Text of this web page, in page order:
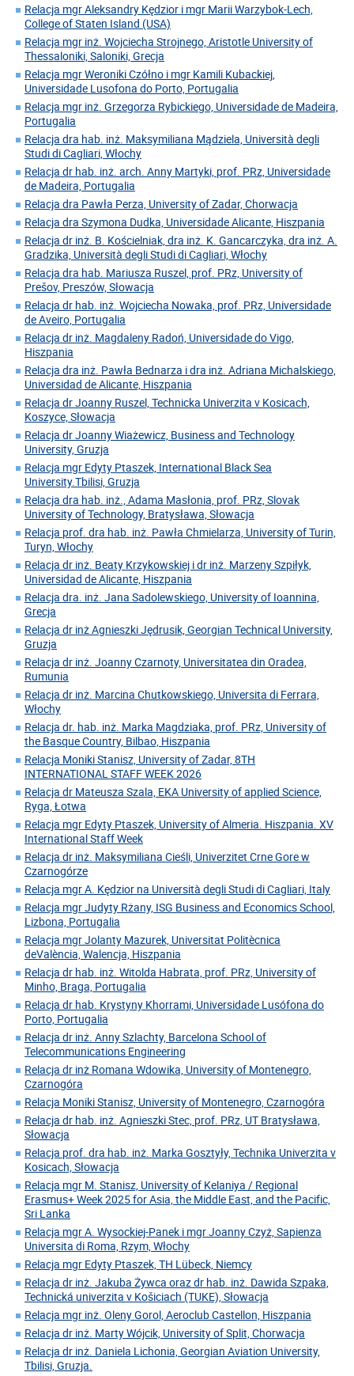
Relacja mgr Aleksandry Kędzior i mgr Marii Warzybok-Lech,
College of Staten Island (USA)
Relacja mgr inż. Wojciecha Strojnego, Aristotle University of
Thessaloniki, Saloniki, Grecja
Relacja mgr Weroniki Czółno i mgr Kamili Kubackiej,
Universidade Lusofona do Porto, Portugalia
Relacja mgr inż. Grzegorza Rybickiego, Universidade de Madeira,
Portugalia
Relacja dra hab. inż. Maksymiliana Mądziela, Università degli
Studi di Cagliari, Włochy
Relacja dr hab. inż. arch. Anny Martyki, prof. PRz, Universidade
de Madeira, Portugalia
Relacja dra Pawła Perza, University of Zadar, Chorwacja
Relacja dra Szymona Dudka, Universidade Alicante, Hiszpania
Relacja dr inż. B. Kościelniak, dra inż. K. Gancarczyka, dra inż. A.
Gradzika, Università degli Studi di Cagliari, Włochy
Relacja dra hab. Mariusza Ruszel, prof. PRz, University of
Prešov, Preszów, Słowacja
Relacja dr hab. inż. Wojciecha Nowaka, prof. PRz, Universidade
de Aveiro, Portugalia
Relacja dr inż. Magdaleny Radoń, Universidade do Vigo,
Hiszpania
Relacja dra inż. Pawła Bednarza i dra inż. Adriana Michalskiego,
Universidad de Alicante, Hiszpania
Relacja dr Joanny Ruszel, Technicka Univerzita v Kosicach,
Koszyce, Słowacja
Relacja dr Joanny Wiażewicz, Business and Technology
University, Gruzja
Relacja mgr Edyty Ptaszek, International Black Sea
University.Tbilisi, Gruzja
Relacja dra hab. inż., Adama Masłonia, prof. PRz, Slovak
University of Technology, Bratysława, Słowacja
Relacja prof. dra hab. inż. Pawła Chmielarza, University of Turin,
Turyn, Włochy
Relacja dr inż. Beaty Krzykowskiej i dr inż. Marzeny Szpiłyk,
Universidad de Alicante, Hiszpania
Relacja dra. inż. Jana Sadolewskiego, University of Ioannina,
Grecja
Relacja dr inż Agnieszki Jędrusik, Georgian Technical University,
Gruzja
Relacja dr inż. Joanny Czarnoty, Universitatea din Oradea,
Rumunia
Relacja dr inż. Marcina Chutkowskiego, Universita di Ferrara,
Włochy
Relacja dr. hab. inż. Marka Magdziaka, prof. PRz, University of
the Basque Country, Bilbao, Hiszpania
Relacja Moniki Stanisz, University of Zadar, 8TH
INTERNATIONAL STAFF WEEK 2026
Relacja dr Mateusza Szala, EKA University of applied Science,
Ryga, Łotwa
Relacja mgr Edyty Ptaszek, University of Almeria. Hiszpania. XV
International Staff Week
Relacja dr inż. Maksymiliana Cieśli, Univerzitet Crne Gore w
Czarnogórze
Relacja mgr A. Kędzior na Università degli Studi di Cagliari, Italy
Relacja mgr Judyty Rżany, ISG Business and Economics School,
Lizbona, Portugalia
Relacja mgr Jolanty Mazurek, Universitat Politècnica
deValència, Walencja, Hiszpania
Relacja dr hab. inż. Witolda Habrata, prof. PRz, University of
Minho, Braga, Portugalia
Relacja dr hab. Krystyny Khorrami, Universidade Lusófona do
Porto, Portugalia
Relacja dr inż. Anny Szlachty, Barcelona School of
Telecommunications Engineering
Relacja dr inż Romana Wdowika, University of Montenegro,
Czarnogóra
Relacja Moniki Stanisz, University of Montenegro, Czarnogóra
Relacja dr hab. inż. Agnieszki Stec, prof. PRz, UT Bratysława,
Słowacja
Relacja prof. dra hab. inż. Marka Gosztyły, Technika Univerzita v
Kosicach, Słowacja
Relacja mgr M. Stanisz, University of Kelaniya / Regional
Erasmus+ Week 2025 for Asia, the Middle East, and the Pacific,
Sri Lanka
Relacja mgr A. Wysockiej-Panek i mgr Joanny Czyż, Sapienza
Universita di Roma, Rzym, Włochy
Relacja mgr Edyty Ptaszek, TH Lübeck, Niemcy
Relacja dr inż. Jakuba Żywca oraz dr hab. inż. Dawida Szpaka,
Technická univerzita v Košiciach (TUKE), Słowacja
Relacja mgr inż. Oleny Gorol, Aeroclub Castellon, Hiszpania
Relacja dr inż. Marty Wójcik, University of Split, Chorwacja
Relacja dr inż. Daniela Lichonia, Georgian Aviation University,
Tbilisi, Gruzja.